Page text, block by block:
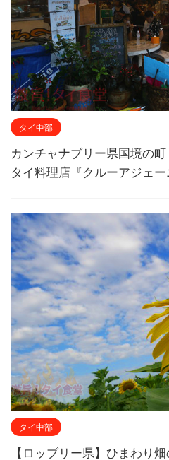
タイ中部
カンチャナブリー県国境の
タイ料理店『クルーアジェー
タイ中部
【ロッブリー県】ひまわり